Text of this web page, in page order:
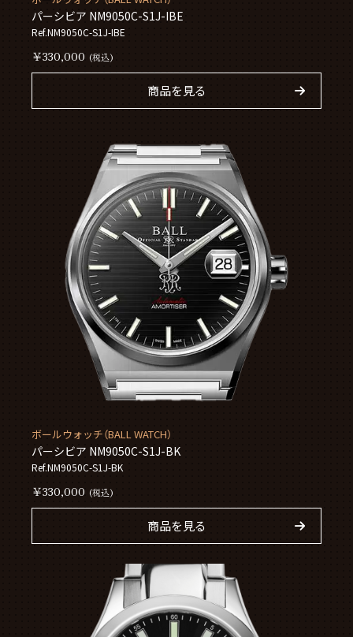
パーシビア NM9050C-S1J-IBE
Ref.NM9050C-S1J-IBE
￥330,000 (税込)
商品を見る
ボールウォッチ（BALL WATCH）
パーシビア NM9050C-S1J-BK
Ref.NM9050C-S1J-BK
￥330,000 (税込)
商品を見る